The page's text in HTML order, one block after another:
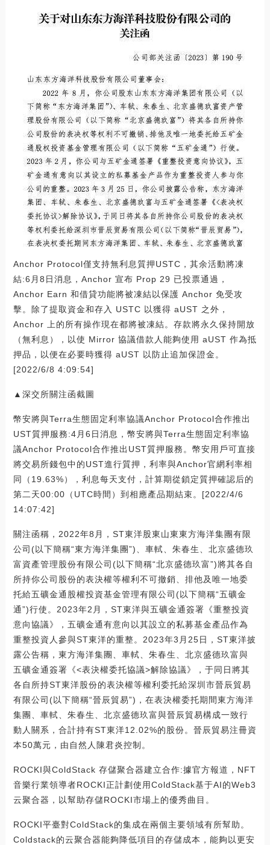
Anchor Protocol僅支持無利息質押USTC，其余活動將凍
結:6月8日消息，Anchor 宣布 Prop 29 已投票通過，
Anchor Earn 和借貸功能將被凍結以保護 Anchor 免受攻
擊。除了提取資金和存入 USTC 以獲得 aUST 之外，
Anchor 上的所有操作現在都將被凍結。存款將永久保持開放
（無利息），以使 Mirror 協議借款人能夠使用 aUST 作為抵
押品，以便在必要時獲得 aUST 以防止追加保證金。
[2022/6/8 4:09:54]
▲深交所關注函截圖
幣安將與Terra生態固定利率協議Anchor Protocol合作推出
UST質押服務:4月6日消息，幣安將與Terra生態固定利率協
議Anchor Protocol合作推出UST質押服務。幣安用戶可直接
將交易所錢包中的UST進行質押，利率與Anchor官網利率相
同（19.63%），利息每天支付，計算期從鎖定質押確認后的
第二天00:00（UTC時間）到相應產品期結束。[2022/4/6
14:07:42]
關注函稱，2022年8月，ST東洋股東山東東方海洋集團有限
公司(以下簡稱“東方海洋集團”)、車軾、朱春生、北京盛德玖
富資產管理股份有限公司(以下簡稱“北京盛德玖富”)將其各自
所持你公司股份的表決權等權利不可撤銷、排他及唯一地委
托給五礦金通股權投資基金管理有限公司(以下簡稱“五礦金
通”)行使。2023年2月，ST東洋與五礦金通簽署《重整投資
意向協議》，五礦金通有意向以其設立的私募基金產品作為
重整投資人參與ST東洋的重整。2023年3月25日，ST東洋披
露公告稱，東方海洋集團、車軾、朱春生、北京盛德玖富與
五礦金通簽署《<表決權委托協議>解除協議》，于同日將其
各自所持ST東洋股份的表決權等權利委托給深圳市晉辰貿易
有限公司(以下簡稱“晉辰貿易”)，在表決權委托期間東方海洋
集團、車軾、朱春生、北京盛德玖富與晉辰貿易構成一致行
動人關系，合計持有ST東洋12.02%的股份。晉辰貿易注冊資
本50萬元，由自然人陳君炎控制。
ROCKI與ColdStack 存儲聚合器建立合作:據官方報道，NFT
音樂行業領導者ROCKI正計劃使用ColdStack基于AI的Web3
云聚合器，以幫助存儲ROCKI市場上的優秀曲目。
ROCKI平臺對ColdStack的集成在兩個主要領域有所幫助。
Coldstack的云聚合器能夠降低項目的存儲成本，能夠以更安